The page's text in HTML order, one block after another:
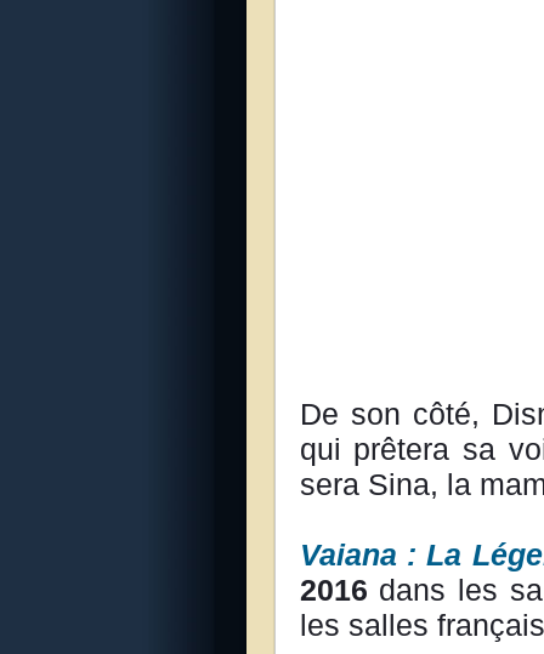
De son côté,
qui prêtera sa
sera Sina, la
Vaiana : La
2016 dans les
les salles